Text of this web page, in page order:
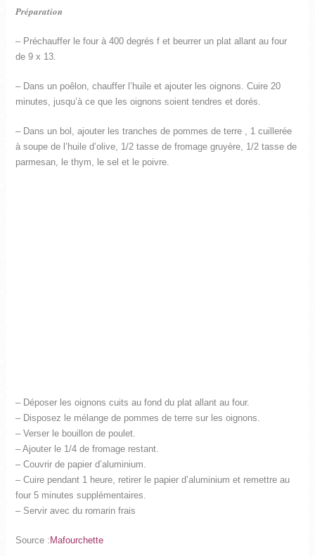
Préparation
– Préchauffer le four à 400 degrés f et beurrer un plat allant au four
de 9 x 13.
– Dans un poêlon, chauffer l’huile et ajouter les oignons. Cuire 20
minutes, jusqu’à ce que les oignons soient tendres et dorés.
– Dans un bol, ajouter les tranches de pommes de terre , 1 cuillerée
à soupe de l’huile d’olive, 1/2 tasse de fromage gruyère, 1/2 tasse de
parmesan, le thym, le sel et le poivre.
– Déposer les oignons cuits au fond du plat allant au four.
– Disposez le mélange de pommes de terre sur les oignons.
– Verser le bouillon de poulet.
– Ajouter le 1/4 de fromage restant.
– Couvrir de papier d’aluminium.
– Cuire pendant 1 heure, retirer le papier d’aluminium et remettre au
four 5 minutes supplémentaires.
– Servir avec du romarin frais
Source : Mafourchette